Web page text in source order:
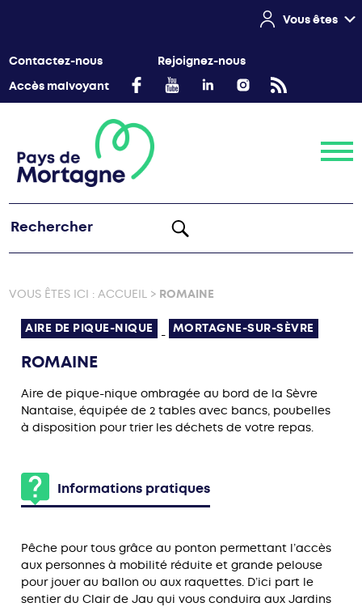
Vous êtes
Contactez-nous
Rejoignez-nous
Accès malvoyant
Menu
VOUS ÊTES ICI :ACCUEIL > ROMAINE
AIRE DE PIQUE-NIQUE - MORTAGNE-SUR-SÈVRE
ROMAINE
Aire de pique-nique ombragée au bord de la Sèvre
Nantaise, équipée de 2 tables avec bancs, poubelles
à disposition pour trier les déchets de votre repas.
Informations pratiques
Pêche pour tous grâce au ponton permettant l’accès
aux personnes à mobilité réduite et grande pelouse
pour jouer au ballon ou aux raquettes. D’ici part le
sentier du Clair de Jau qui vous conduira aux Jardins